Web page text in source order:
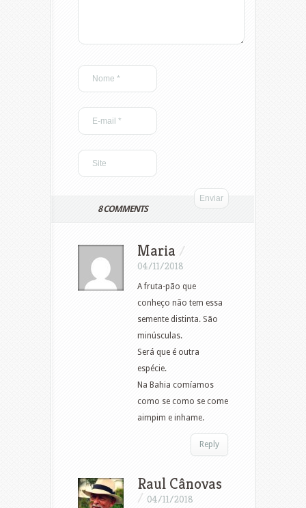
8 COMMENTS
Maria /
04/11/2018
A fruta-pão que
conheço não tem essa
semente distinta. São
minúsculas.
Será que é outra
espécie.
Na Bahia comíamos
como se como se come
aimpim e inhame.
Reply
Raul Cânovas
/ 04/11/2018